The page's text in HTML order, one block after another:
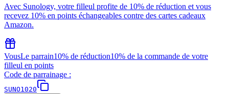
Avec Sunology, votre filleul profite de 10% de réduction et vous
recevez 10% en points échangeables contre des cartes cadeaux
Amazon.
VousLe parrain10% de réduction10% de la commande de votre
filleul en points
Code de parrainage :
SUNO1020